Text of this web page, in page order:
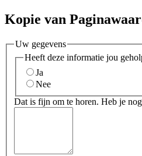
Kopie van
Uw gegevens
Heeft deze informatie jou
Ja
Nee
Dat is fijn om te horen. Heb je